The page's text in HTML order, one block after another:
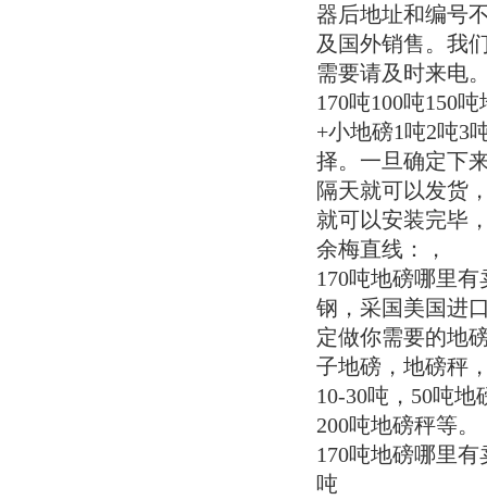
器后地址和编号
及国外销售。我
需要请及时来电
170吨100吨150
+小地磅1吨2吨3
择。一旦确定下
隔天就可以发货
就可以安装完毕
余梅直线：，
170吨地磅哪里
钢，采国美国进
定做你需要的地
子地磅，地磅秤
10-30吨，50吨
200吨地磅秤等。
170吨地磅哪里
吨